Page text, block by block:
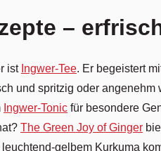
–
ist Ingwer-Tee. Er begeistert
und spritzig oder
Ingwer-Tonicfür besondere
The Green Joy of Ginger
gelbem Kurkuma